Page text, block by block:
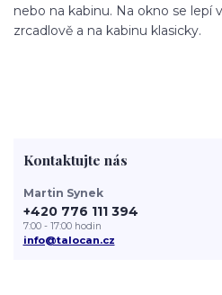
nebo na kabinu. Na okno se lepí
zrcadlově a na kabinu klasicky.
Kontaktujte nás
Martin Synek
+420 776 111 394
7:00 - 17:00 hodin
info@talocan.cz